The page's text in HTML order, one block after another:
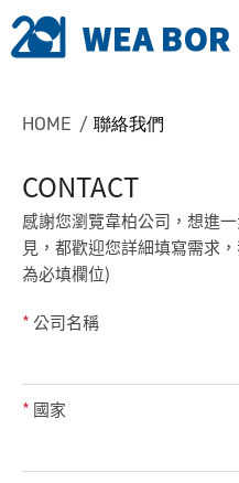
HOME 聯絡我們
CONTACT
感謝您瀏覽韋柏公司，想進
見，都歡迎您詳細填寫需求
為必填欄位)
* 公司名稱
* 國家